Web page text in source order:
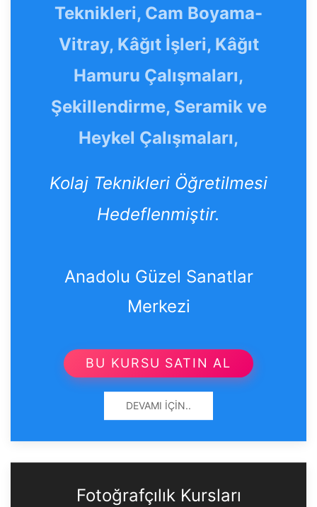
Teknikleri, Cam Boyama-
Vitray, Kâğıt İşleri, Kâğıt
Hamuru Çalışmaları,
Şekillendirme, Seramik ve
Heykel Çalışmaları,
Kolaj Teknikleri Öğretilmesi
Hedeflenmiştir.
Anadolu Güzel Sanatlar
Merkezi
BU KURSU SATIN AL
DEVAMI İÇIN..
Fotoğrafçılık Kursları